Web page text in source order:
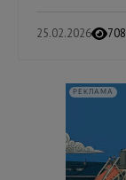
25.02.2026 708
РЕКЛАМА